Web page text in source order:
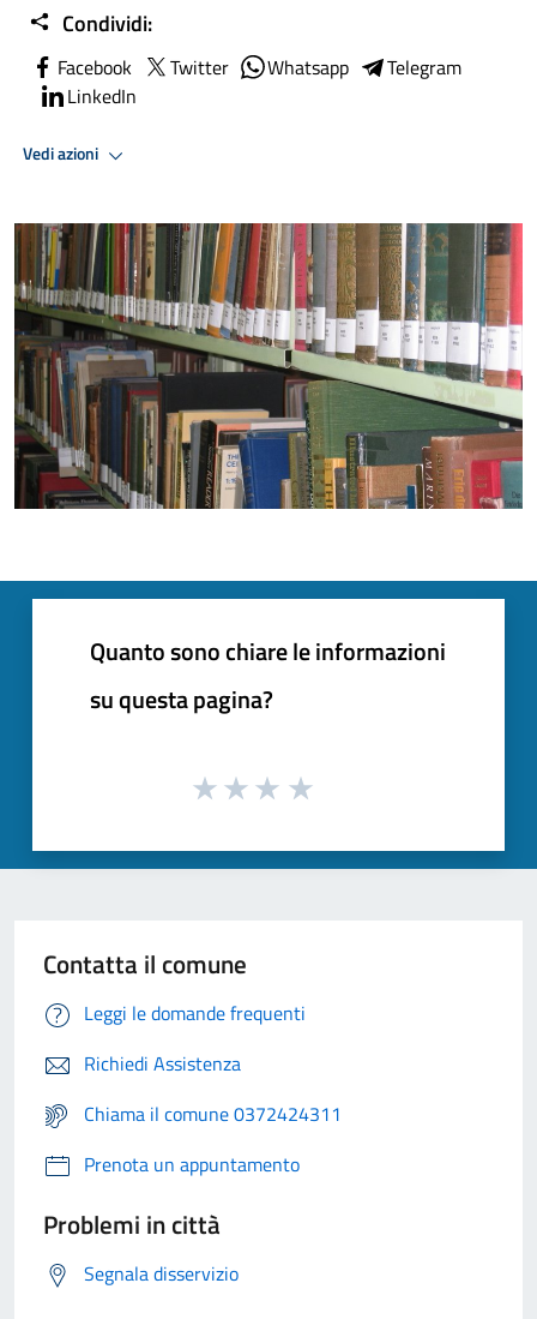
Condividi:
Facebook Twitter Whatsapp
Telegram
LinkedIn
Vedi azioni
Quanto sono chiare le informazioni
su questa pagina?
Contatta il comune
Leggi le domande frequenti
Richiedi Assistenza
Chiama il comune 0372424311
Prenota un appuntamento
Problemi in città
Segnala disservizio